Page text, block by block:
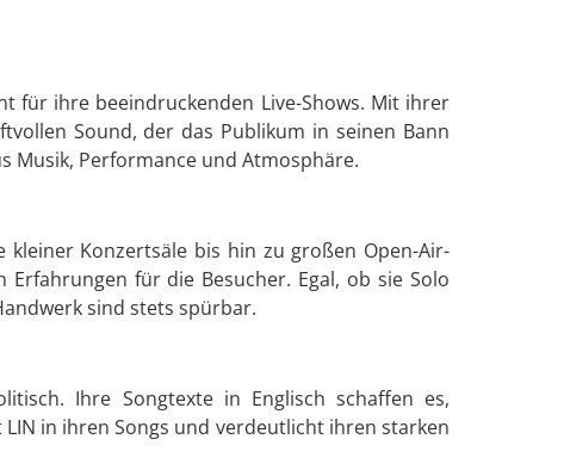
für ihre beeindruckenden Live-Shows. Mit ihrer
Sound, der das Publikum in seinen Bann
Musik, Performance und Atmosphäre.
Konzertsäle bis hin zu großen Open-Air-
für die Besucher. Egal, ob sie Solo
sind stets spürbar.
Ihre Songtexte in Englisch schaffen es,
in ihren Songs und verdeutlicht ihren starken